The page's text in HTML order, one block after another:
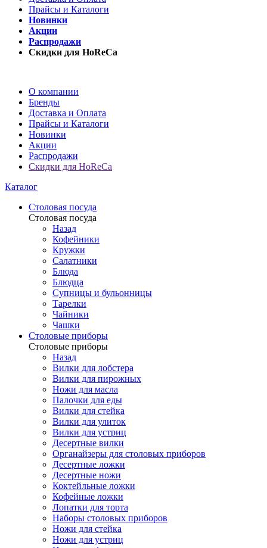
Прайсы и Каталоги
Новинки
Акции
Распродажи
Скидки для HoReCa
О компании
Бренды
Доставка и Оплата
Прайсы и Каталоги
Новинки
Акции
Распродажи
Скидки для HoReCa
Каталог
Столовая посуда
Столовая посуда
Назад
Кофейники
Кружки
Салатники
Блюда
Блюдца
Супницы и бульонницы
Тарелки
Чайники
Чашки
Cтоловые приборы
Cтоловые приборы
Назад
Вилки для лобстера
Вилки для пирожных
Ножи для масла
Палочки для еды
Вилки для стейка
Вилки для улиток
Вилки для устриц
Десертные вилки
Органайзеры для столовых приборов
Десертные ложки
Десертные ножи
Коктейльные ложки
Кофейные ложки
Лопатки для торта
Наборы столовых приборов
Ножи для стейка
Ножи для устриц